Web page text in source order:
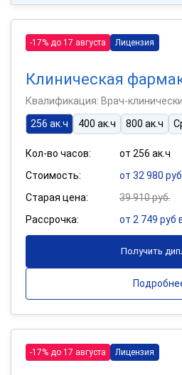
-17% до 17 августа Лицензия
Клиническая
Квалификация: Врач-
256 ак.ч
400 ак.ч 800 ак.ч
Кол-во часов:
от 256 ак.ч
Стоимость:
от 32 980 руб.
Старая цена:
39 910 руб.
Рассрочка:
от 2 749 руб
Получить
-17% до 17 августа Лицензия